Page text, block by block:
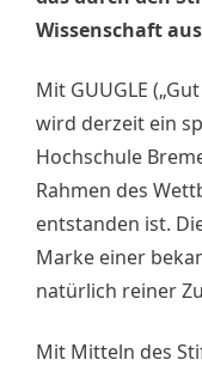
Wissenschaft
Mit GUUGLE
wird derzeit ein
Hochschule
Rahmen des
entstanden ist.
Marke einer
natürlich reiner
Mit Mitteln des